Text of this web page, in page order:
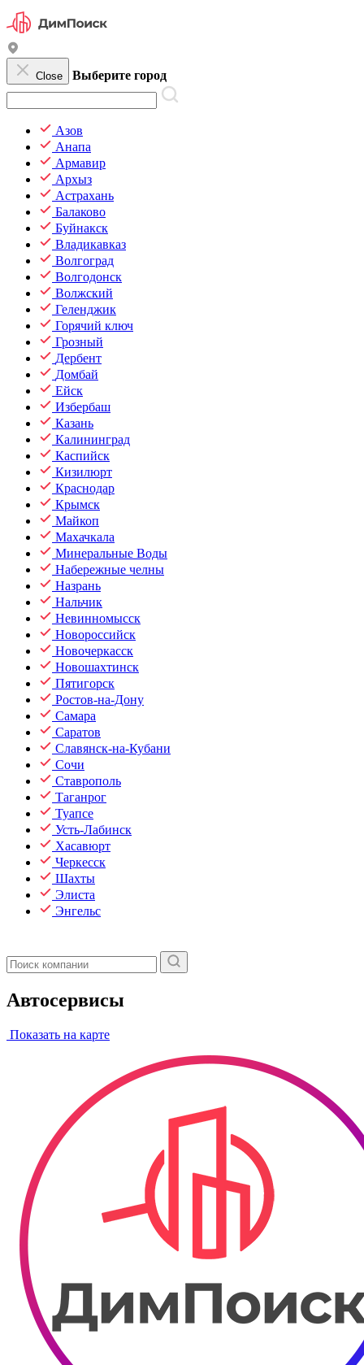
Close Выберите город
Азов
Анапа
Армавир
Архыз
Астрахань
Балаково
Буйнакск
Владикавказ
Волгоград
Волгодонск
Волжский
Геленджик
Горячий ключ
Грозный
Дербент
Домбай
Ейск
Избербаш
Казань
Калининград
Каспийск
Кизилюрт
Краснодар
Крымск
Майкоп
Махачкала
Минеральные Воды
Набережные челны
Назрань
Нальчик
Невинномысск
Новороссийск
Новочеркасск
Новошахтинск
Пятигорск
Ростов-на-Дону
Самара
Саратов
Славянск-на-Кубани
Сочи
Ставрополь
Таганрог
Туапсе
Усть-Лабинск
Хасавюрт
Черкесск
Шахты
Элиста
Энгельс
Автосервисы
Показать на карте